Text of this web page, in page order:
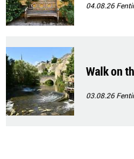
04.08.26
Walk on
03.08.26